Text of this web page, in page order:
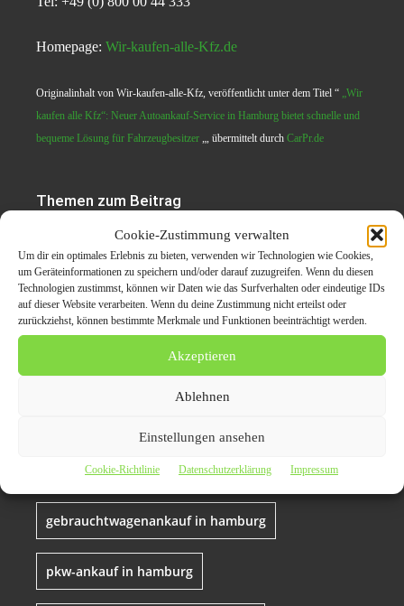
Cookie-Zustimmung verwalten
Um dir ein optimales Erlebnis zu bieten, verwenden wir Technologien wie Cookies,
um Geräteinformationen zu speichern und/oder darauf zuzugreifen. Wenn du diesen
Technologien zustimmst, können wir Daten wie das Surfverhalten oder eindeutige IDs
auf dieser Website verarbeiten. Wenn du deine Zustimmung nicht erteilst oder
zurückziehst, können bestimmte Merkmale und Funktionen beeinträchtigt werden.
Akzeptieren
Ablehnen
Einstellungen ansehen
Cookie-Richtlinie Datenschutzerklärung Impressum
Homepage: Wir-kaufen-alle-Kfz.de
Originalinhalt von Wir-kaufen-alle-Kfz, veröffentlicht unter dem Titel “ „Wir
kaufen alle Kfz“: Neuer Autoankauf-Service in Hamburg bietet schnelle und
bequeme Lösung für Fahrzeugbesitzer „, übermittelt durch CarPr.de
Themen zum Beitrag
Autoankauf in Hamburg:
Schnell, fair,
unkompliziert mit uns!
Auto verkaufen in Hamburg
Fahrzeugankauf in jedem zustand
gebrauchtwagenankauf in hamburg
pkw-ankauf in hamburg